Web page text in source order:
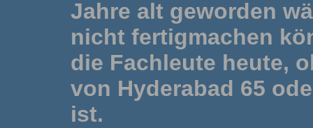
Jahre alt geworden
nicht fertigmachen
die Fachleute heute,
von Hyderabad 65
ist.